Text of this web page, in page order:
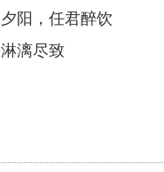
夕阳，任君醉饮
淋漓尽致